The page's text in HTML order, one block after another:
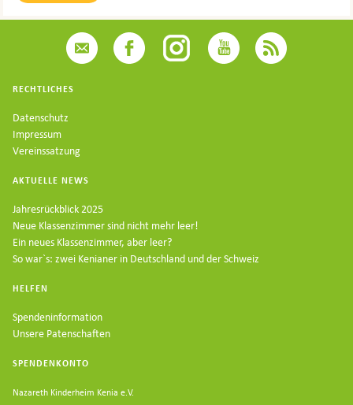
RECHTLICHES
Datenschutz
Impressum
Vereinssatzung
AKTUELLE NEWS
Jahresrückblick 2025
Neue Klassenzimmer sind nicht mehr leer!
Ein neues Klassenzimmer, aber leer?
So war`s: zwei Kenianer in Deutschland und der Schweiz
HELFEN
Spendeninformation
Unsere Patenschaften
SPENDENKONTO
Nazareth Kinderheim Kenia e.V.